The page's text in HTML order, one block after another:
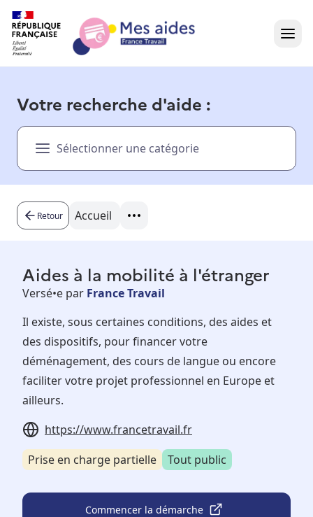
Présentation vidéo
Besoin d'aide ?
Votre recherche d'aide :
Sélectionner une catégorie
Retour Accueil
Aides à la mobilité à l'étranger
Versé•e par France Travail
Il existe, sous certaines conditions, des aides et
des dispositifs, pour financer votre
déménagement, des cours de langue ou encore
faciliter votre projet professionnel en Europe et
ailleurs.
https://www.francetravail.fr
Prise en charge partielle
Tout public
Commencer la démarche